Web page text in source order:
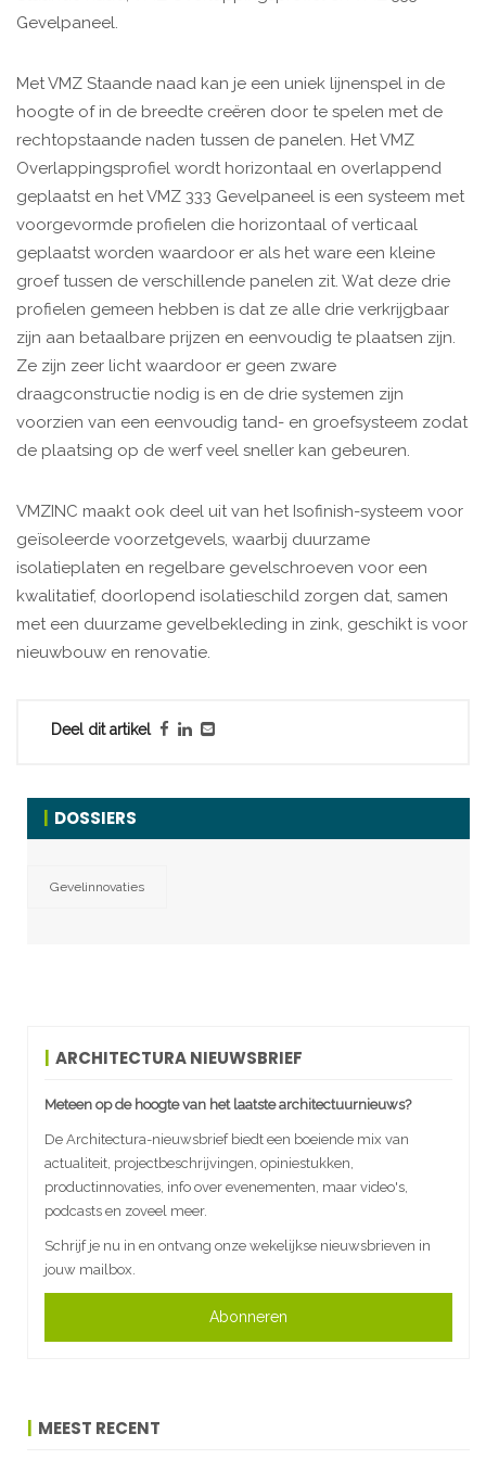
Gevelpaneel.
Met VMZ Staande naad kan je een uniek lijnenspel in de
hoogte of in de breedte creëren door te spelen met de
rechtopstaande naden tussen de panelen. Het VMZ
Overlappingsprofiel wordt horizontaal en overlappend
geplaatst en het VMZ 333 Gevelpaneel is een systeem met
voorgevormde profielen die horizontaal of verticaal
geplaatst worden waardoor er als het ware een kleine
groef tussen de verschillende panelen zit. Wat deze drie
profielen gemeen hebben is dat ze alle drie verkrijgbaar
zijn aan betaalbare prijzen en eenvoudig te plaatsen zijn.
Ze zijn zeer licht waardoor er geen zware
draagconstructie nodig is en de drie systemen zijn
voorzien van een eenvoudig tand- en groefsysteem zodat
de plaatsing op de werf veel sneller kan gebeuren.
VMZINC maakt ook deel uit van het Isofinish-systeem voor
geïsoleerde voorzetgevels, waarbij duurzame
isolatieplaten en regelbare gevelschroeven voor een
kwalitatief, doorlopend isolatieschild zorgen dat, samen
met een duurzame gevelbekleding in zink, geschikt is voor
nieuwbouw en renovatie.
Deel dit artikel
DOSSIERS
Gevelinnovaties
ARCHITECTURA NIEUWSBRIEF
Meteen op de hoogte van het laatste architectuurnieuws?
De Architectura-nieuwsbrief biedt een boeiende mix van
actualiteit, projectbeschrijvingen, opiniestukken,
productinnovaties, info over evenementen, maar video's,
podcasts en zoveel meer.
Schrijf je nu in en ontvang onze wekelijkse nieuwsbrieven in
jouw mailbox.
Abonneren
MEEST RECENT